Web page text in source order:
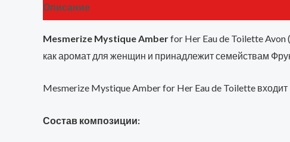
Описание
Mesmerize Mystique Amberfor Her Eau de Toilette
как аромат для женщин и принадлежит семействам
Mesmerize Mystique Amber for Her Eau de Toilette
Состав композиции: